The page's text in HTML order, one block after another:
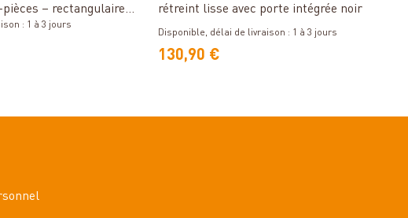
– rectangulaire
/ conduit de fumée
: 1 à 3 jours
rétreint lisse avec porte intégrée noir
Disponible, délai de livraison : 1 à 3 jours
130,90 €